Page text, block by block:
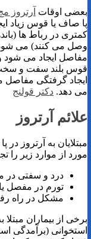
بعضی اوقات آرتروز
پا صاف یا قوس زیاد
کمتری در رباط ها
وصل می کنند) می
مفاصل ایجاد می شود
قوس بلند سفت و
ایجاد گرفتگی
می دهد. دکتر قولنج
علائم آرتروز
مبتلایان به آرتروز در
مورد از موارد زیر را
درد و سفتی در
تورم در مفصل
مشکل در راه
برخی از بیماران
استخوانی (برآمدگی